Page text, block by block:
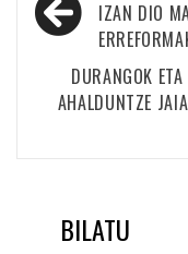
zehar
nabigatu
IZAN DIO
DURANGOK
AHALDUNTZE
BILATU